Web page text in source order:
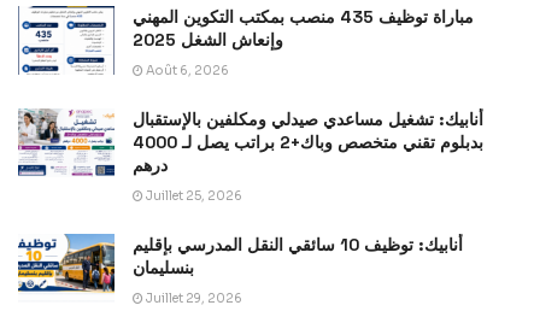
مباراة توظيف 435 منصب بمكتب التكوين المهني
وإنعاش الشغل 2025
Août 6, 2026
أنابيك: تشغيل مساعدي صيدلي ومكلفين بالإستقبال
بدبلوم تقني متخصص وباك+2 براتب يصل لـ 4000
درهم
Juillet 25, 2026
أنابيك: توظيف 10 سائقي النقل المدرسي بإقليم
بنسليمان
Juillet 29, 2026